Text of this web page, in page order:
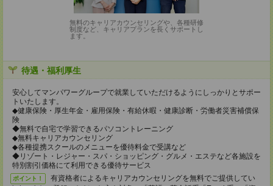
無料のキャリアカウンセリングや、各種研修
制度など、キャリアプランを長くサポートし
ます。
待遇・福利厚生
安心してマンパワーグループで就業していただけるようにしっかりとサポー
トいたします。
◆健康保険・厚生年金・雇用保険・有給休暇・健康診断・労働者災害補償保
険
◆無料で自宅で学習できるパソコントレーニング
◆無料キャリアカウンセリング
◆各種提携スクールのメニューを優待料金で受講など
◆リゾート・レジャー・スパ・ショッピング・グルメ・エステなど各施設を
特別割引価格にて利用できる優待サービス
ポイント！
有資格者によるキャリアカウンセリングを無料でご提供してい